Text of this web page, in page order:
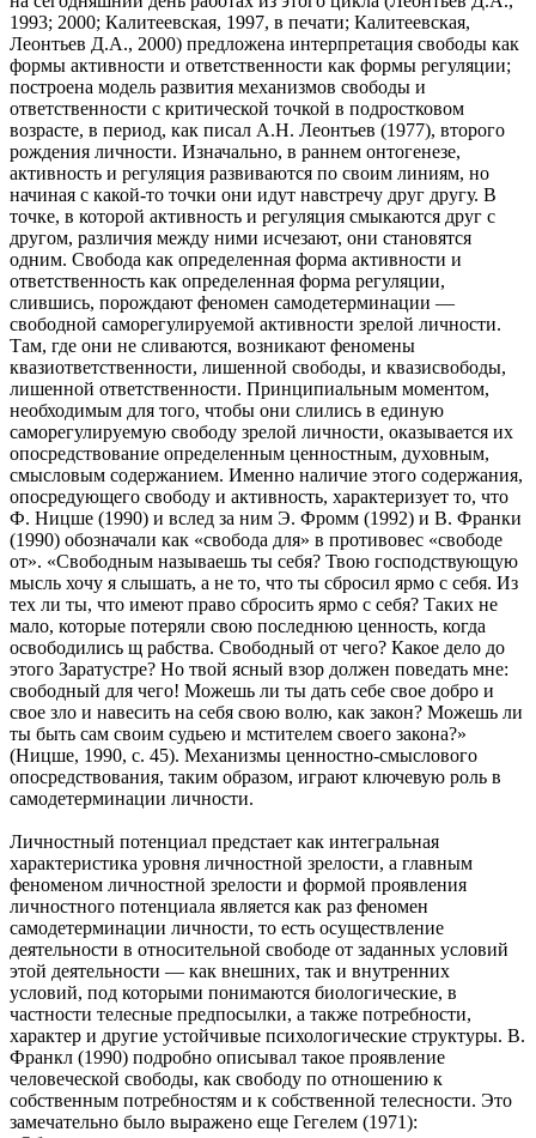
1993; 2000; Калитеевская, 1997, в печати; Калитеевская,
Леонтьев Д.А., 2000) предложена интерпретация свободы как
формы активности и ответственности как формы регуляции;
построена модель развития механизмов свободы и
ответственности с критической точкой в подростковом
возрасте, в период, как писал А.Н. Леонтьев (1977), второго
рождения личности. Изначально, в раннем онтогенезе,
активность и регуляция развиваются по своим линиям, но
начиная с какой-то точки они идут навстречу друг другу. В
точке, в которой активность и регуляция смыкаются друг с
другом, различия между ними исчезают, они становятся
одним. Свобода как определенная форма активности и
ответственность как определенная форма регуляции,
слившись, порождают феномен самодетерминации —
свободной саморегулируемой активности зрелой личности.
Там, где они не сливаются, возникают феномены
квазиответственности, лишенной свободы, и квазисвободы,
лишенной ответственности. Принципиальным моментом,
необходимым для того, чтобы они слились в единую
саморегулируемую свободу зрелой личности, оказывается их
опосредствование определенным ценностным, духовным,
смысловым содержанием. Именно наличие этого содержания,
опосредующего свободу и активность, характеризует то, что
Ф. Ницше (1990) и вслед за ним Э. Фромм (1992) и В. Франки
(1990) обозначали как «свобода для» в противовес «свободе
от». «Свободным называешь ты себя? Твою господствующую
мысль хочу я слышать, а не то, что ты сбросил ярмо с себя. Из
тех ли ты, что имеют право сбросить ярмо с себя? Таких не
мало, которые потеряли свою последнюю ценность, когда
освободились щ рабства. Свободный от чего? Какое дело до
этого Заратустре? Но твой ясный взор должен поведать мне:
свободный для чего! Можешь ли ты дать себе свое добро и
свое зло и навесить на себя свою волю, как закон? Можешь ли
ты быть сам своим судьею и мстителем своего закона?»
(Ницше, 1990, с. 45). Механизмы ценностно-смыслового
опосредствования, таким образом, играют ключевую роль в
самодетерминации личности.
Личностный потенциал предстает как интегральная
характеристика уровня личностной зрелости, а главным
феноменом личностной зрелости и формой проявления
личностного потенциала является как раз феномен
самодетерминации личности, то есть осуществление
деятельности в относительной свободе от заданных условий
этой деятельности — как внешних, так и внутренних
условий, под которыми понимаются биологические, в
частности телесные предпосылки, а также потребности,
характер и другие устойчивые психологические структуры. В.
Франкл (1990) подробно описывал такое проявление
человеческой свободы, как свободу по отношению к
собственным потребностям и к собственной телесности. Это
замечательно было выражено еще Гегелем (1971):